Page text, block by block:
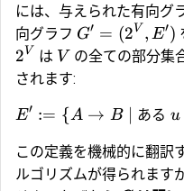
には、与えられた有向グ
向グラフ G′ = (2 V , E′)
2 V は V の全ての部分集
されます:
E′ := { A → B ∣ ある u
この定義を機械的に翻訳
ルゴリズムが得られます